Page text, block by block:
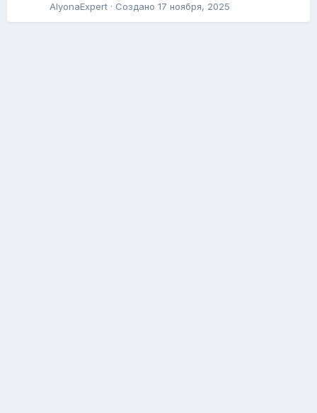
AlyonaExpert · Создано 17 ноября, 2025